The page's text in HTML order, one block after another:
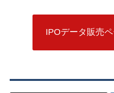
IPOデータ販売